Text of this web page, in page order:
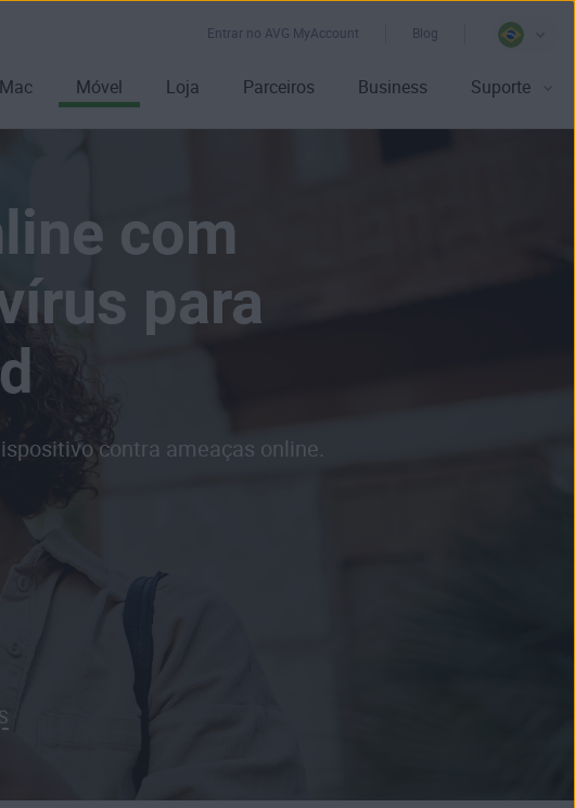
Entrar no AVG MyAccount Blog
Mac Móvel Loja Parceiros Business Suporte
com
para
contra ameaças online.